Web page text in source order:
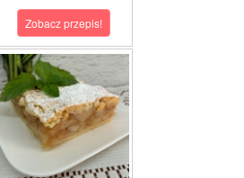
Zobacz przepis!